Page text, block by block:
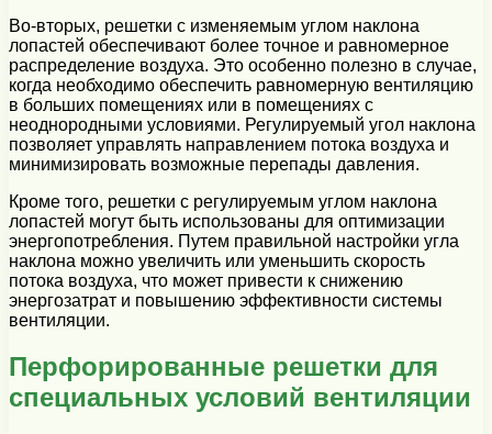
Во-вторых, решетки с изменяемым углом наклона
лопастей обеспечивают более точное и равномерное
распределение воздуха. Это особенно полезно в случае,
когда необходимо обеспечить равномерную вентиляцию
в больших помещениях или в помещениях с
неоднородными условиями. Регулируемый угол наклона
позволяет управлять направлением потока воздуха и
минимизировать возможные перепады давления.
Кроме того, решетки с регулируемым углом наклона
лопастей могут быть использованы для оптимизации
энергопотребления. Путем правильной настройки угла
наклона можно увеличить или уменьшить скорость
потока воздуха, что может привести к снижению
энергозатрат и повышению эффективности системы
вентиляции.
Перфорированные решетки для
специальных условий вентиляции